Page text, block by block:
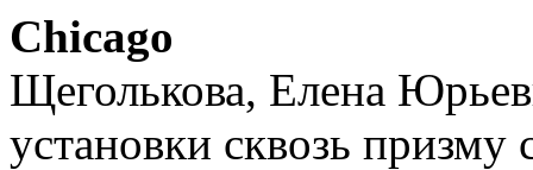
Chicago
Щеголькова, Елена
установки сквозь призму